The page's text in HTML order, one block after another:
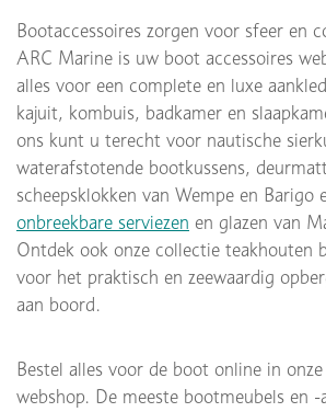
Bootaccessoires zorgen voor sfeer en
ARC Marine is uw boot accessoires
alles voor een complete en luxe
kajuit, kombuis, badkamer en
ons kunt u terecht voor nautische
waterafstotende bootkussens,
scheepsklokken van Wempe en Barigo
onbreekbare serviezen en glazen van
Ontdek ook onze collectie teakhouten
voor het praktisch en zeewaardig
aan boord.
Bestel alles voor de boot online in
webshop. De meeste bootmeubels en -